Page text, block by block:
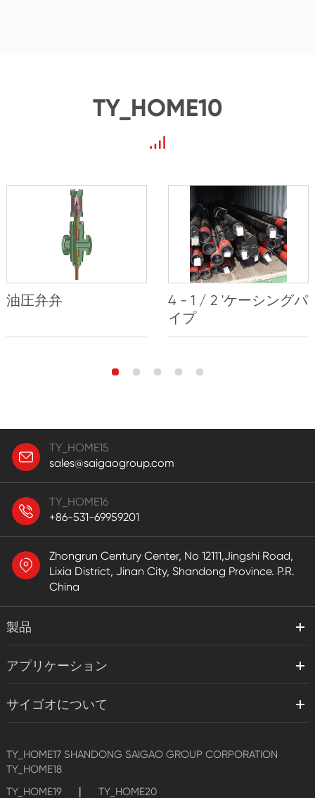
TY_HOME10
油圧弁弁
4 - 1 / 2 'ケーシングパ
イプ
TY_HOME15
sales@saigaogroup.com
TY_HOME16
+86-531-69959201
Zhongrun Century Center, No 12111,Jingshi Road,
Lixia District, Jinan City, Shandong Province. P.R.
China
製品
アプリケーション
サイゴオについて
TY_HOME17 SHANDONG SAIGAO GROUP CORPORATION
TY_HOME18
TY_HOME19
| TY_HOME20